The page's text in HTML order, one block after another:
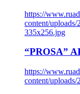
https://
content/
335x256.jpg
“PROSA”
https://
content/